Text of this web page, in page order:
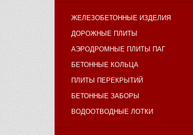
ЖЕЛЕЗОБЕТОННЫЕ ИЗДЕЛИЯ
ДОРОЖНЫЕ ПЛИТЫ
АЭРОДРОМНЫЕ ПЛИТЫ ПАГ
БЕТОННЫЕ КОЛЬЦА
ПЛИТЫ ПЕРЕКРЫТИЙ
БЕТОННЫЕ ЗАБОРЫ
ВОДООТВОДНЫЕ ЛОТКИ